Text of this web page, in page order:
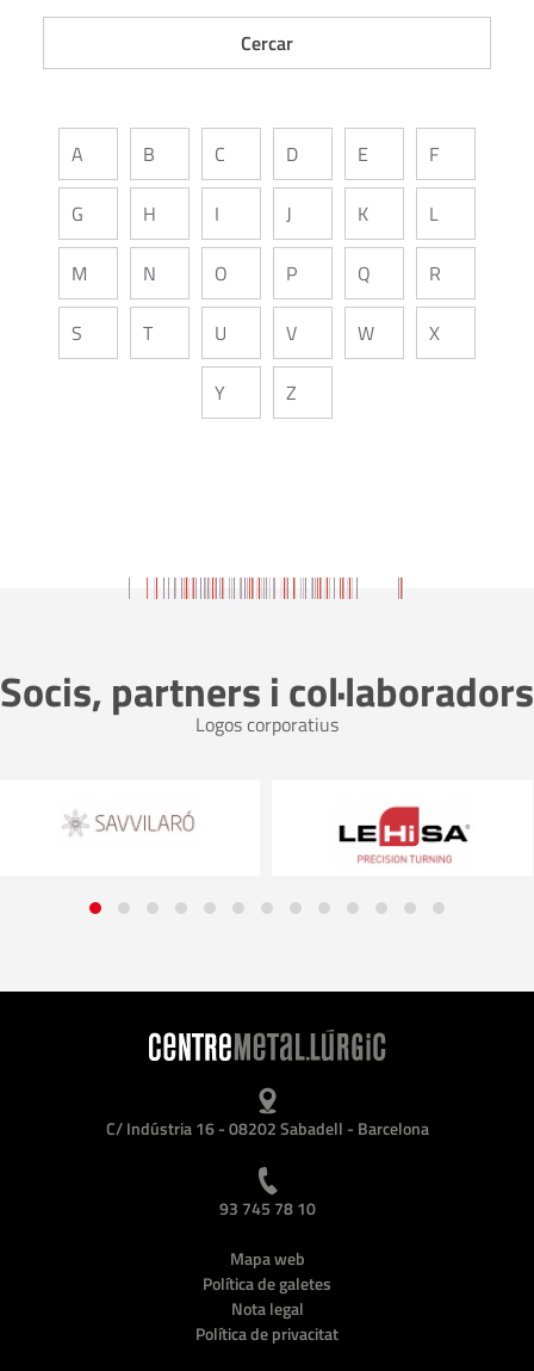
A B C D E F
G H I J K L
M N O P Q R
S T U V W X
Y Z
Socis, partners i col·laboradors
Logos corporatius
C/ Indústria 16 - 08202 Sabadell - Barcelona
93 745 78 10
Mapa web
Política de galetes
Nota legal
Política de privacitat